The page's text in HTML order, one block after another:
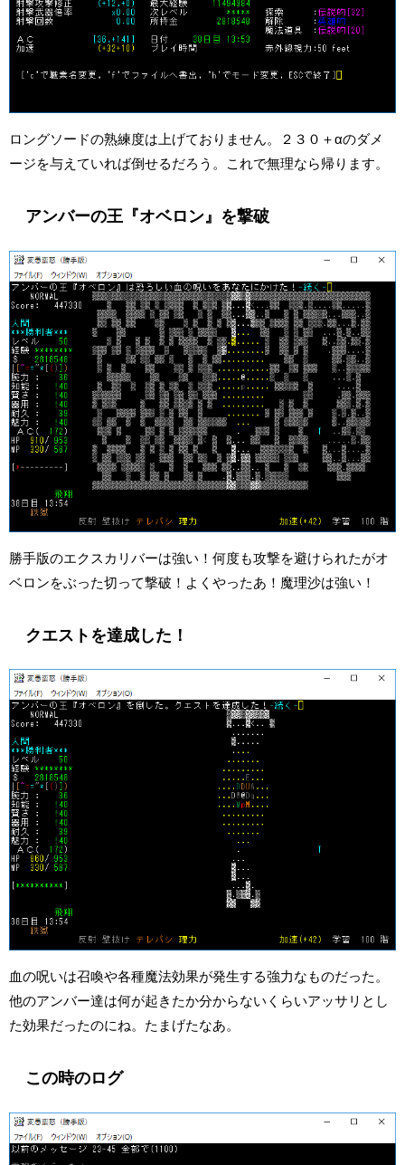
ロングソードの熟練度は上げておりません。２３０＋αのダメ
ージを与えていれば倒せるだろう。これで無理なら帰ります。
アンバーの王『オベロン』を撃破
勝手版のエクスカリバーは強い！何度も攻撃を避けられたがオ
ベロンをぶった切って撃破！よくやったあ！魔理沙は強い！
クエストを達成した！
血の呪いは召喚や各種魔法効果が発生する強力なものだった。
他のアンバー達は何が起きたか分からないくらいアッサリとし
た効果だったのにね。たまげたなあ。
この時のログ